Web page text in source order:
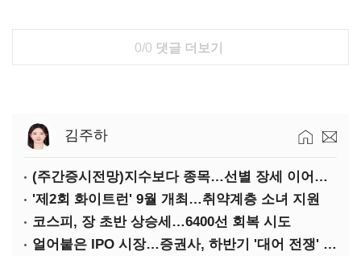
0/0 댓글 더보기
김주하
(주간증시전망)지수보다 종목…선별 장세 이어진다
'제2회 화이트런' 9월 개최…취약계층 소녀 지원
코스피, 장 초반 상승세…6400선 회복 시도
얼어붙은 IPO 시장…증권사, 하반기 '대어 전쟁' 기대